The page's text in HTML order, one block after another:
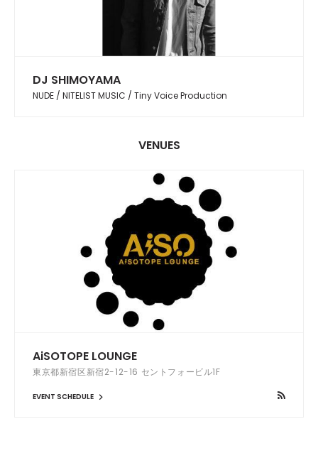
DJ SHIMOYAMA
NUDE / NITELIST MUSIC / Tiny Voice Production
VENUES
AiSOTOPE LOUNGE
東京都新宿区新宿2-12-16 セントフォービル1F
EVENT SCHEDULE